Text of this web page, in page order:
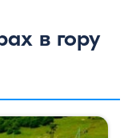
в гору